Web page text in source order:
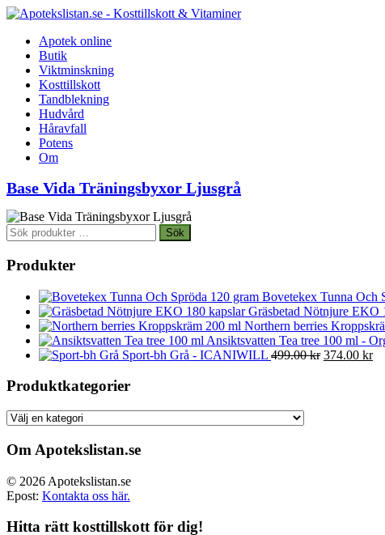
Apotek online
Butik
Viktminskning
Kosttillskott
Tandblekning
Hudvård
Håravfall
Potens
Om
Base Vida Träningsbyxor Ljusgrå
Sök
efter:
Sök
Produkter
Bovetekex Tunna Och
Gräsbetad Nötnjure EKO
Northern berries
Ansiktsvatten Tea tree 100 ml -
Sport-bh Grå - ICANIWILL 499.00kr Det
374.00 krDet
Produktkategorier
Om Apotekslistan.se
© 2026 Apotekslistan.se
Epost: Kontakta oss här.
Hitta rätt kosttillskott för dig!